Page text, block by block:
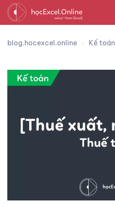
blog.hocexcel.online Kế toán